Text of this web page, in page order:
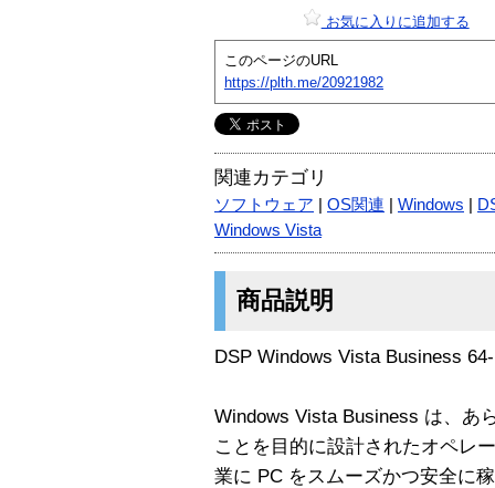
お気に入りに追加する
このページのURL
https://plth.me/20921982
関連カテゴリ
ソフトウェア OS関連 Windows
Windows Vista
商品説明
DSP Windows Vista Business
Windows Vista Business は、あ
ことを目的に設計されたオペレ
業に PC をスムーズかつ安全に